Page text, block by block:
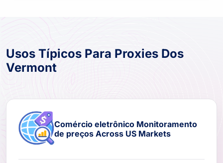
Usos Típicos Para Proxies Dos
Vermont
Comércio eletrônico Monitoramento
de preços Across US Markets